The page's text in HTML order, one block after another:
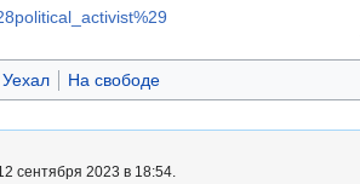
Уехал На свободе
сентября 2023 в 18:54.